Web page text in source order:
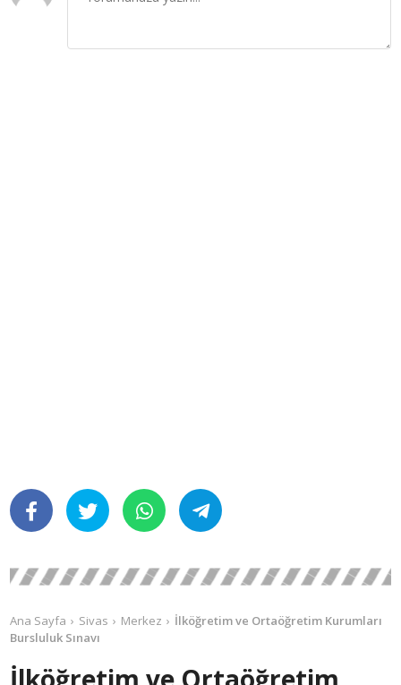
Ana Sayfa Sivas Merkez
İlköğretim ve Ortaöğretim Kurumları
Bursluluk Sınavı